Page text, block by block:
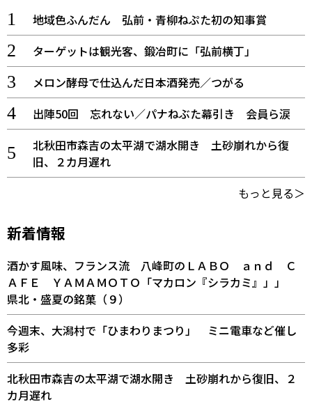
地域色ふんだん 弘前・青柳ねぷた初の知事賞
ターゲットは観光客、鍛冶町に「弘前横丁」
メロン酵母で仕込んだ日本酒発売／つがる
出陣50回 忘れない／パナねぶた幕引き 会員ら涙
北秋田市森吉の太平湖で湖水開き 土砂崩れから復
旧、２カ月遅れ
もっと見る＞
新着情報
酒かす風味、フランス流 八峰町のＬＡＢＯ ａｎｄ Ｃ
ＡＦＥ ＹＡＭＡＭＯＴＯ「マカロン『シラカミ』」」
県北・盛夏の銘菓（９）
今週末、大潟村で「ひまわりまつり」 ミニ電車など催し
多彩
北秋田市森吉の太平湖で湖水開き 土砂崩れから復旧、２
カ月遅れ